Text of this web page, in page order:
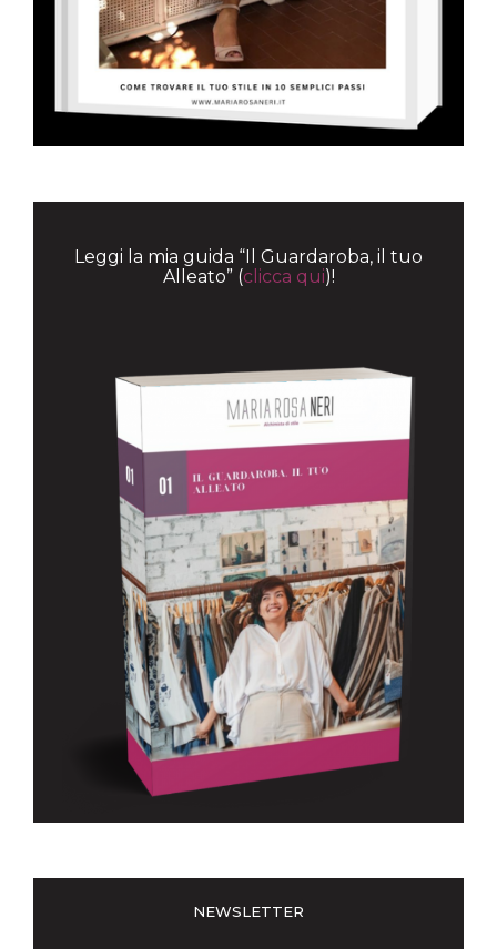
Leggi la mia guida “Il Guardaroba, il tuo
Alleato” (clicca qui)!
NEWSLETTER